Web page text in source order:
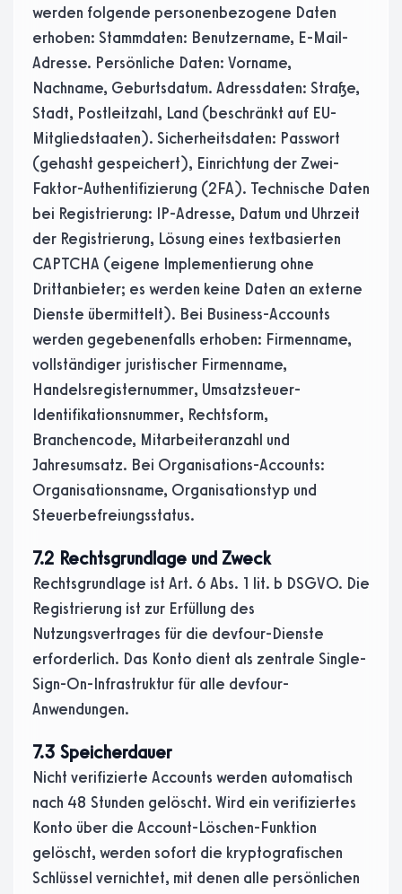
werden folgende personenbezogene Daten
erhoben: Stammdaten: Benutzername, E-Mail-
Adresse. Persönliche Daten: Vorname,
Nachname, Geburtsdatum. Adressdaten: Straße,
Stadt, Postleitzahl, Land (beschränkt auf EU-
Mitgliedstaaten). Sicherheitsdaten: Passwort
(gehasht gespeichert), Einrichtung der Zwei-
Faktor-Authentifizierung (2FA). Technische Daten
bei Registrierung: IP-Adresse, Datum und Uhrzeit
der Registrierung, Lösung eines textbasierten
CAPTCHA (eigene Implementierung ohne
Drittanbieter; es werden keine Daten an externe
Dienste übermittelt). Bei Business-Accounts
werden gegebenenfalls erhoben: Firmenname,
vollständiger juristischer Firmenname,
Handelsregisternummer, Umsatzsteuer-
Identifikationsnummer, Rechtsform,
Branchencode, Mitarbeiteranzahl und
Jahresumsatz. Bei Organisations-Accounts:
Organisationsname, Organisationstyp und
Steuerbefreiungsstatus.
7.2 Rechtsgrundlage und Zweck
Rechtsgrundlage ist Art. 6 Abs. 1 lit. b DSGVO. Die
Registrierung ist zur Erfüllung des
Nutzungsvertrages für die devfour-Dienste
erforderlich. Das Konto dient als zentrale Single-
Sign-On-Infrastruktur für alle devfour-
Anwendungen.
7.3 Speicherdauer
Nicht verifizierte Accounts werden automatisch
nach 48 Stunden gelöscht. Wird ein verifiziertes
Konto über die Account-Löschen-Funktion
gelöscht, werden sofort die kryptografischen
Schlüssel vernichtet, mit denen alle persönlichen